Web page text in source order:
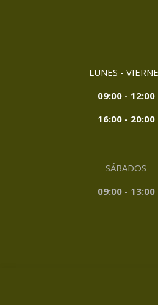
LUNES -
09:00 - 12:00
16:00 - 20:00
SÁBADOS
09:00 - 13:00